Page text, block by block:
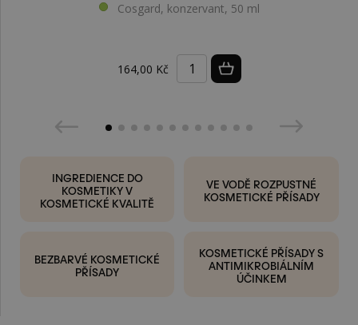
Cosgard, konzervant, 50 ml
164,00 Kč
INGREDIENCE DO
KOSMETIKY V
KOSMETICKÉ KVALITĚ
VE VODĚ ROZPUSTNÉ
KOSMETICKÉ PŘÍSADY
BEZBARVÉ KOSMETICKÉ
PŘÍSADY
KOSMETICKÉ PŘÍSADY S
ANTIMIKROBIÁLNÍM
ÚČINKEM